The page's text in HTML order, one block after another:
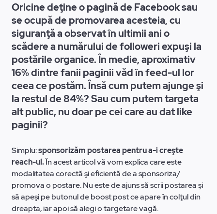
Oricine deţine o pagină de Facebook sau
se ocupă de promovarea acesteia, cu
siguranţă a observat în ultimii ani o
scădere a numărului de followeri expuşi la
postările organice. În medie, aproximativ
16% dintre fanii paginii văd în feed-ul lor
ceea ce postăm. Însă cum putem ajunge şi
la restul de 84%? Sau cum putem targeta
alt public, nu doar pe cei care au dat like
paginii?
Simplu:sponsorizăm postarea pentru a-i creşte
reach-ul.În acest articol vă vom explica care este
modalitatea corectă şi eficientă de a sponsoriza/
promova o postare. Nu este de ajuns să scrii postarea şi
să apeşi pe butonul de boost post ce apare în colţul din
dreapta, iar apoi să alegi o targetare vagă.